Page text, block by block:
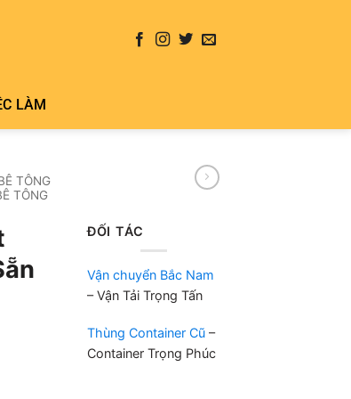
LÀM
TÔNG
TÔNG
ĐỐI TÁC
Vận chuyển Bắc Nam
– Vận Tải Trọng Tấn
Thùng Container Cũ –
Container Trọng Phúc